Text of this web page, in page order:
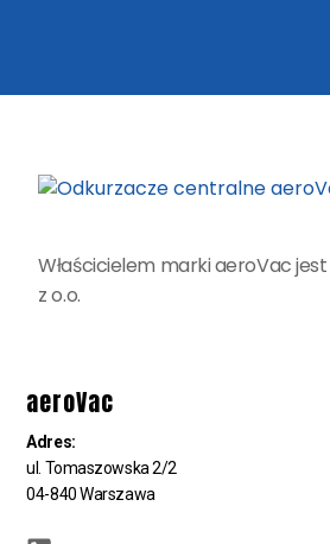
Właścicielem marki aeroVac
z o.o.
aeroVac
Adres:
ul. Tomaszowska 2/2
04-840 Warszawa